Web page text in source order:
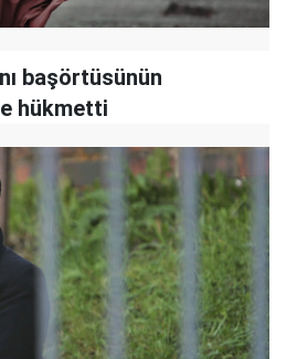
başörtüsünün
hükmetti